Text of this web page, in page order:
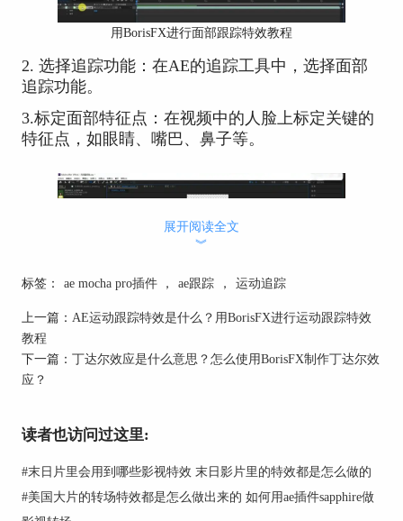
用BorisFX进行面部跟踪特效教程
2. 选择追踪功能：在AE的追踪工具中，选择面部
追踪功能。
3.标定面部特征点：在视频中的人脸上标定关键的
特征点，如眼睛、嘴巴、鼻子等。
用BorisFX进行面部跟踪特效教程
4.开始追踪过程：启动追踪过程，AE将自动追踪面
部特征点的运动。
展开阅读全文
︾
标签： ae mocha pro插件 ， ae跟踪 ， 运动追踪
上一篇： AE运动跟踪特效是什么？用BorisFX进行运动跟踪特效
教程
下一篇： 丁达尔效应是什么意思？怎么使用BorisFX制作丁达尔效
应？
读者也访问过这里:
#末日片里会用到哪些影视特效 末日影片里的特效都是怎么做的
#美国大片的转场特效都是怎么做出来的 如何用ae插件sapphire做